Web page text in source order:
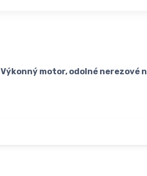
Výkonný motor, odolné nerezové